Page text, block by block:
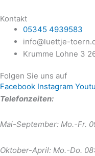
Kontakt
05345 4939583
info@luettje-
Krumme Lohne 3
Folgen Sie uns auf
Facebook Instagram
Telefonzeiten:
Mai-September: Mo.-Fr.
Oktober-April: Mo.-Do.